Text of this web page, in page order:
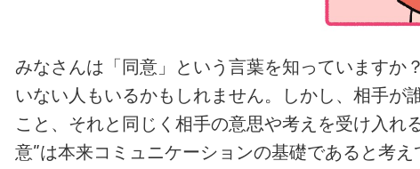
みなさんは「同意」という言葉を知っていますか
いない人もいるかもしれません。しかし、相手が
こと、それと同じく相手の意思や考えを受け入れ
意”は本来コミュニケーションの基礎であると考え